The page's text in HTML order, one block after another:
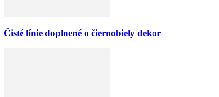
Čisté línie doplnené o čiernobiely dekor